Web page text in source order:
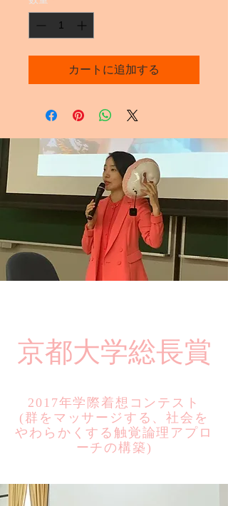
カートに追加する
​京都大学総長賞
2017年学際着想コンテスト
​(群をマッサージする、社会を
やわらかくする触覚論理アプロ
ーチの構築)